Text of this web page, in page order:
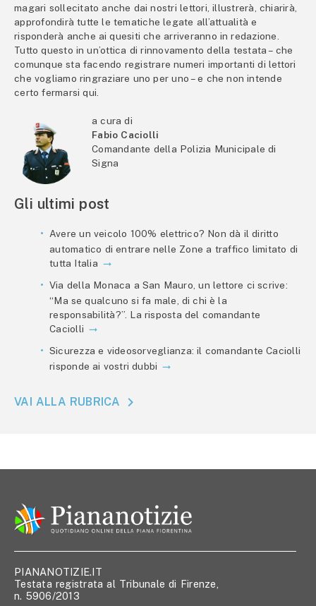
magari sollecitato anche dai nostri lettori, illustrerà, chiarirà,
approfondirà tutte le tematiche legate all’attualità e
risponderà anche ai quesiti che arriveranno in redazione.
Tutto questo in un’ottica di rinnovamento della testata – che
comunque sta facendo registrare numeri importanti di lettori
che vogliamo ringraziare uno per uno – e che non intende
certo fermarsi qui.
a cura di
Fabio Caciolli
Comandante della Polizia Municipale di
Signa
Gli ultimi post
Avere un veicolo 100% elettrico? Non dà il diritto
automatico di entrare nelle Zone a traffico limitato di
tutta Italia
Via della Monaca a San Mauro, un lettore ci scrive:
“Ma se qualcuno si fa male, di chi è la
responsabilità?”. La risposta del comandante
Caciolli
Sicurezza e videosorveglianza: il comandante Caciolli
risponde ai vostri dubbi
VAI ALLA RUBRICA
PIANANOTIZIE.IT
Testata registrata al Tribunale di Firenze,
n. 5906/2013